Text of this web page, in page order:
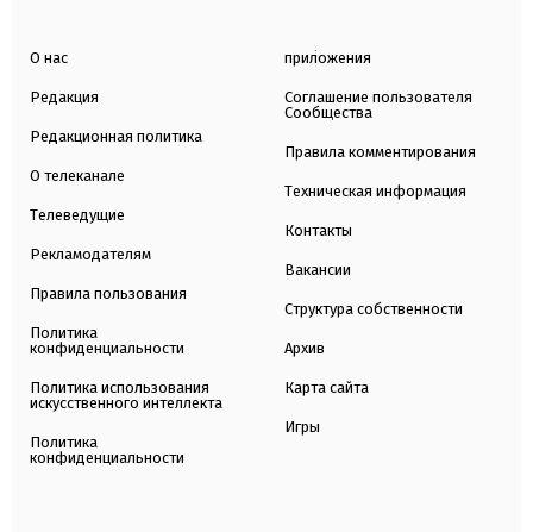
О нас
Редакция
Редакционная политика
О телеканале
Телеведущие
Рекламодателям
Правила пользования
Политика
конфиденциальности
Политика использования
искусственного интеллекта
Политика
конфиденциальности
приложения
Соглашение пользователя
Сообщества
Правила комментирования
Техническая информация
Контакты
Вакансии
Структура собственности
Архив
Карта сайта
Игры